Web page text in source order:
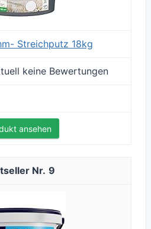
Streichputz 18kg
keine Bewertungen
ansehen
9